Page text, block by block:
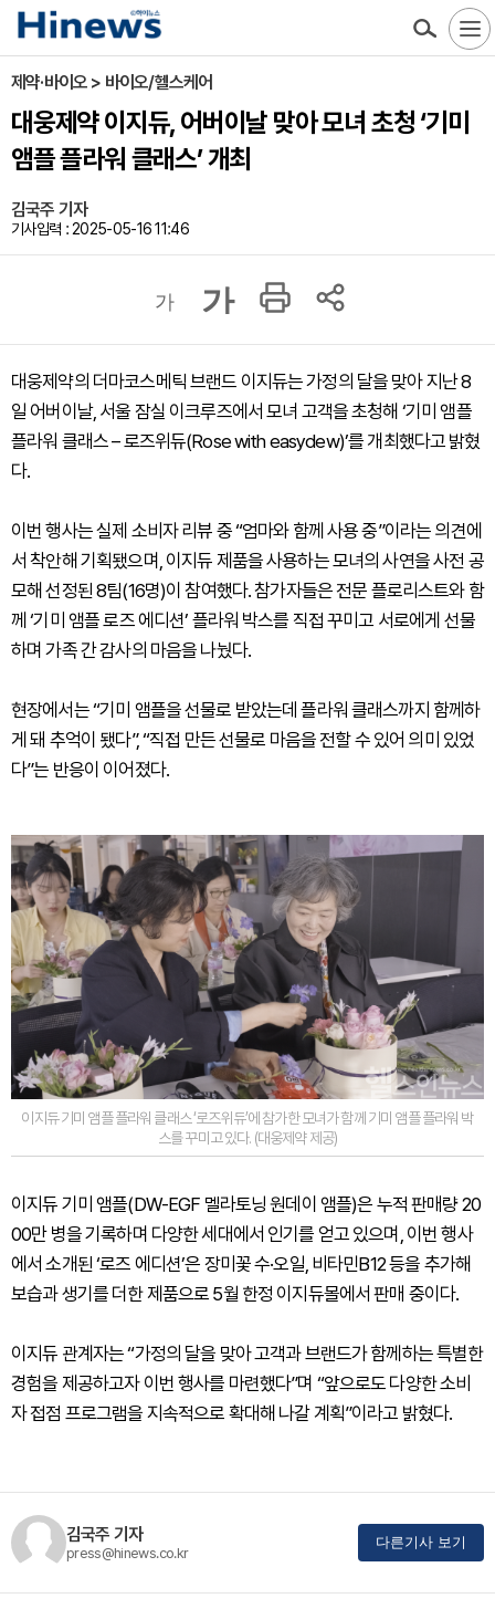
제약·바이오 > 바이오/헬스케어
대웅제약 이지듀, 어버이날 맞아 모녀 초청 ‘기미
앰플 플라워 클래스’ 개최
김국주 기자
기사입력 : 2025-05-16 11:46
가 가
대웅제약의 더마코스메틱 브랜드 이지듀는 가정의 달을 맞아 지난 8
일 어버이날, 서울 잠실 이크루즈에서 모녀 고객을 초청해 ‘기미 앰플
플라워 클래스 – 로즈위듀(Rose with easydew)’를 개최했다고 밝혔
다.
이번 행사는 실제 소비자 리뷰 중 “엄마와 함께 사용 중”이라는 의견에
서 착안해 기획됐으며, 이지듀 제품을 사용하는 모녀의 사연을 사전 공
모해 선정된 8팀(16명)이 참여했다. 참가자들은 전문 플로리스트와 함
께 ‘기미 앰플 로즈 에디션’ 플라워 박스를 직접 꾸미고 서로에게 선물
하며 가족 간 감사의 마음을 나눴다.
현장에서는 “기미 앰플을 선물로 받았는데 플라워 클래스까지 함께하
게 돼 추억이 됐다”, “직접 만든 선물로 마음을 전할 수 있어 의미 있었
다”는 반응이 이어졌다.
이지듀 기미 앰플 플라워 클래스 ‘로즈위듀’에 참가한 모녀가 함께 기미 앰플 플라워 박
스를 꾸미고 있다. (대웅제약 제공)
이지듀 기미 앰플(DW-EGF 멜라토닝 원데이 앰플)은 누적 판매량 20
00만 병을 기록하며 다양한 세대에서 인기를 얻고 있으며, 이번 행사
에서 소개된 ‘로즈 에디션’은 장미꽃 수·오일, 비타민B12 등을 추가해
보습과 생기를 더한 제품으로 5월 한정 이지듀몰에서 판매 중이다.
이지듀 관계자는 “가정의 달을 맞아 고객과 브랜드가 함께하는 특별한
경험을 제공하고자 이번 행사를 마련했다”며 “앞으로도 다양한 소비
자 접점 프로그램을 지속적으로 확대해 나갈 계획”이라고 밝혔다.
김국주 기자
press@hinews.co.kr
다른기사 보기